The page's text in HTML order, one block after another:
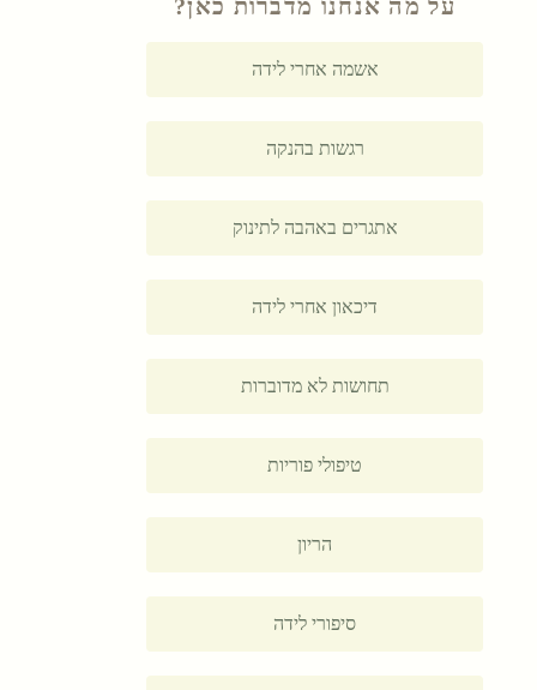
על מה אנחנו מדברות כאן?
אשמה אחרי לידה
רגשות בהנקה
אתגרים באהבה לתינוק
דיכאון אחרי לידה
תחושות לא מדוברות
טיפולי פוריות
הריון
סיפורי לידה